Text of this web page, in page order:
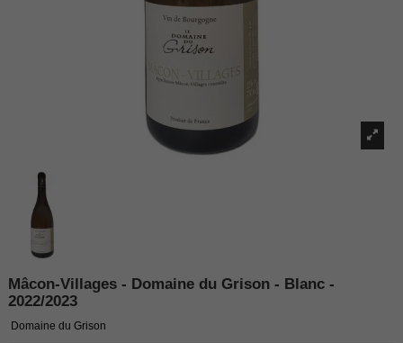
Mâcon-Villages - Domaine du Grison - Blanc -
2022/2023
Domaine du Grison